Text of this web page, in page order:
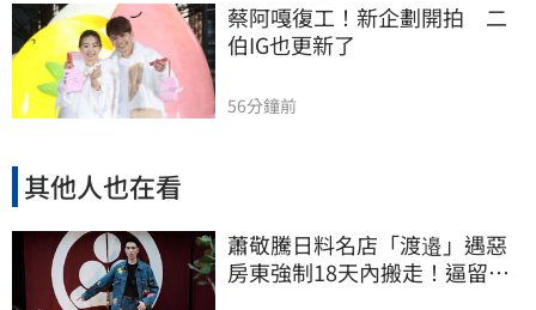
蔡阿嘎復工！新企劃開拍　二
伯IG也更新了
56分鐘前
其他人也在看
蕭敬騰日料名店「渡邉」遇惡
房東強制18天內搬走！逼留裝